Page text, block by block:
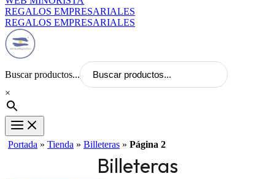
REGALOS EMPRESARIALES
REGALOS EMPRESARIALES
Buscar productos...
×
Portada » Tienda » Billeteras » Página 2
Billeteras